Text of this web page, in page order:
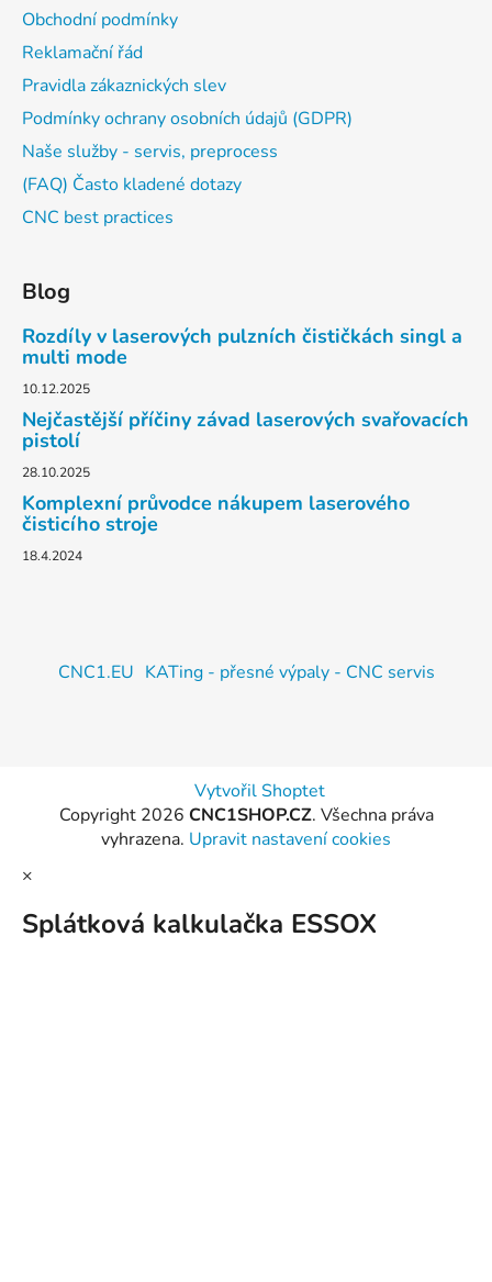
Obchodní podmínky
Reklamační řád
Pravidla zákaznických slev
Podmínky ochrany osobních údajů (GDPR)
Naše služby - servis, preprocess
(FAQ) Často kladené dotazy
CNC best practices
Blog
Rozdíly v laserových pulzních čističkách singl a
multi mode
10.12.2025
Nejčastější příčiny závad laserových svařovacích
pistolí
28.10.2025
Komplexní průvodce nákupem laserového
čisticího stroje
18.4.2024
CNC1.EU KATing - přesné výpaly - CNC servis
Vytvořil Shoptet
Copyright 2026 CNC1SHOP.CZ. Všechna práva
vyhrazena. Upravit nastavení cookies
×
Splátková kalkulačka ESSOX